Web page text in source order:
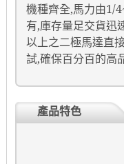
機種齊全,馬力由1/
有,庫存量足交貨迅
以上之二極馬達直
試,確保百分百的高
產品特色